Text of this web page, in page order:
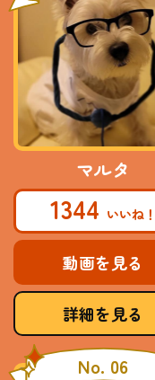
マルタ
1344
動画を見る
詳細を見る
No. 06